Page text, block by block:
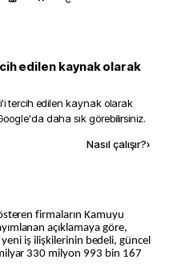
edilen kaynak olarak
'i tercih edilen kaynak olarak
daha sık görebilirsiniz.
Nasıl çalışır?›
firmaların Kamuyu
açıklamaya göre,
iş ilişkilerinin bedeli, güncel
330 milyon 993 bin 167